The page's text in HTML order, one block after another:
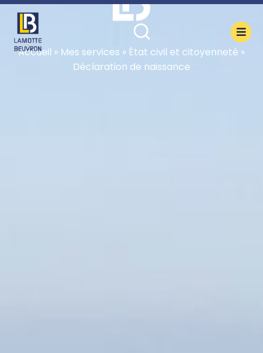
principal
Accueil » Mes services » État civil et citoyenneté »
Déclaration de naissance